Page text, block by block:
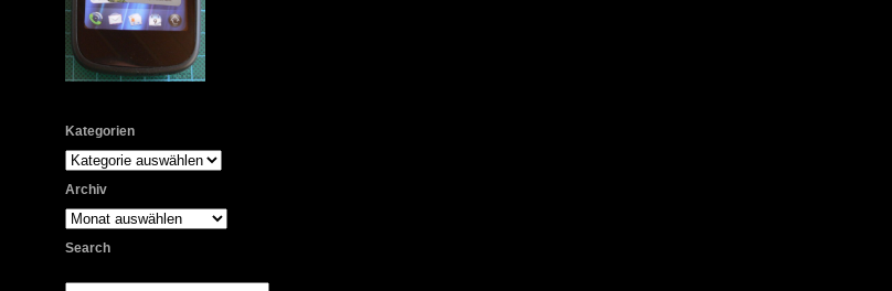
Kategorien
Kategorien
Archiv
Archiv
Search